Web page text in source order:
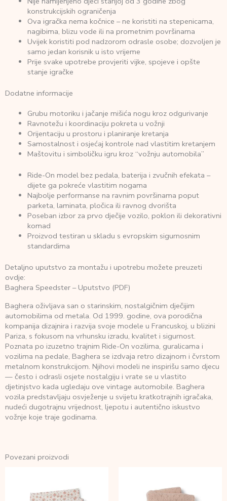
konstrukcijskih ograničenja
Ova igračka nema kočnice – ne koristiti na stepenicama,
nagibima, blizu vode ili na prometnim površinama
Uvijek koristiti pod nadzorom odrasle osobe; dozvoljen je
samo jedan korisnik u isto vrijeme
Prije svake upotrebe provjeriti vijke, spojeve i opšte
stanje igračke
Dodatne informacije
Grubu motoriku i jačanje mišića nogu kroz odgurivanje
Ravnotežu i koordinaciju pokreta u vožnji
Orijentaciju u prostoru i planiranje kretanja
Samostalnost i osjećaj kontrole nad vlastitim kretanjem
Maštovitu i simboličku igru kroz “vožnju automobila”
Ride-On model bez pedala, baterija i zvučnih efekata –
dijete ga pokreće vlastitim nogama
Najbolje performanse na ravnim površinama poput
parketa, laminata, pločica ili ravnog dvorišta
Poseban izbor za prvo dječije vozilo, poklon ili dekorativni
komad
Proizvod testiran u skladu s evropskim sigurnosnim
standardima
Detaljno uputstvo za montažu i upotrebu možete preuzeti
ovdje:
Baghera Speedster – Uputstvo (PDF)
Baghera oživljava san o starinskim, nostalgičnim dječijim
automobilima od metala. Od 1999. godine, ova porodična
kompanija dizajnira i razvija svoje modele u Francuskoj, u blizini
Pariza, s fokusom na vrhunsku izradu, kvalitet i sigurnost.
Poznata po izuzetno trajnim Ride-On vozilima, guralicama i
vozilima na pedale, Baghera se izdvaja retro dizajnom i čvrstom
metalnom konstrukcijom. Njihovi modeli ne inspirišu samo djecu
— često i odrasli osjete nostalgiju i vrate se u vlastito
djetinjstvo kada ugledaju ove vintage automobile. Baghera
vozila predstavljaju osvježenje u svijetu kratkotrajnih igračaka,
nudeći dugotrajnu vrijednost, ljepotu i autentično iskustvo
vožnje koje traje godinama.
Povezani proizvodi